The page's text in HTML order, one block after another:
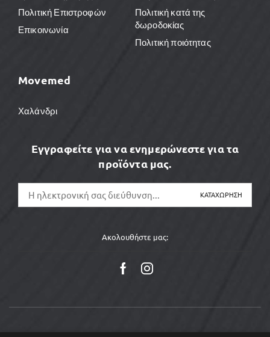
Πολιτική Επιστροφών
Επικοινωνία
Πολιτική κατά της
δωροδοκίας
Πολιτική ποιότητας
Movemed
Χαλάνδρι
Εγγραφείτε για να ενημερώνεστε για τα
προϊόντα μας.
Ακολουθήστε μας: